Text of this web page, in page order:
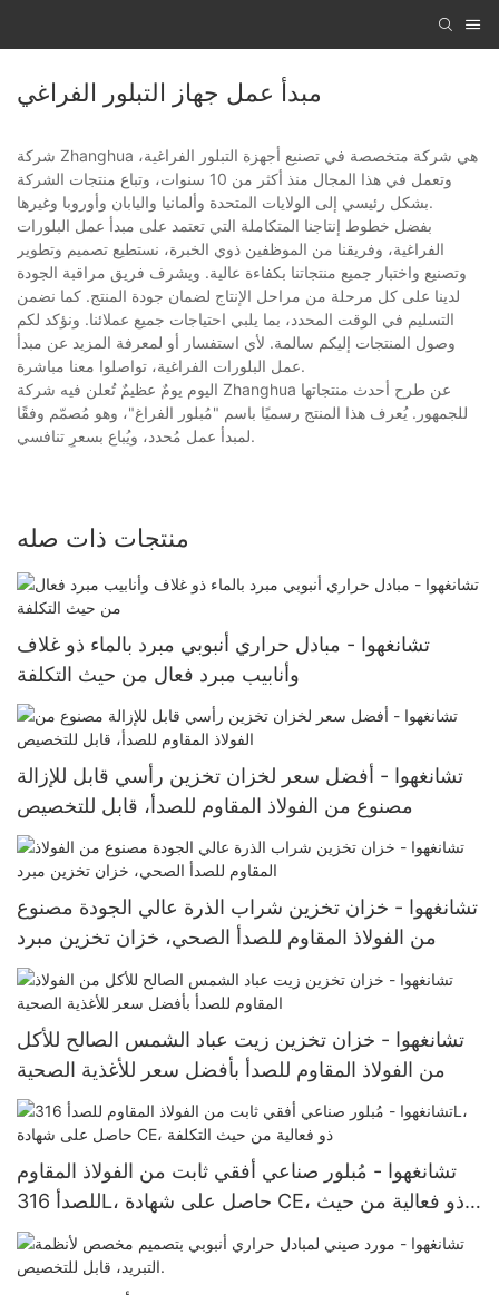
مبدأ عمل جهاز التبلور الفراغي
شركة Zhanghua هي شركة متخصصة في تصنيع أجهزة التبلور الفراغية،
وتعمل في هذا المجال منذ أكثر من 10 سنوات، وتباع منتجات الشركة
بشكل رئيسي إلى الولايات المتحدة وألمانيا واليابان وأوروبا وغيرها.
بفضل خطوط إنتاجنا المتكاملة التي تعتمد على مبدأ عمل البلورات
الفراغية، وفريقنا من الموظفين ذوي الخبرة، نستطيع تصميم وتطوير
وتصنيع واختبار جميع منتجاتنا بكفاءة عالية. ويشرف فريق مراقبة الجودة
لدينا على كل مرحلة من مراحل الإنتاج لضمان جودة المنتج. كما نضمن
التسليم في الوقت المحدد، بما يلبي احتياجات جميع عملائنا. ونؤكد لكم
وصول المنتجات إليكم سالمة. لأي استفسار أو لمعرفة المزيد عن مبدأ
عمل البلورات الفراغية، تواصلوا معنا مباشرة.
اليوم يومٌ عظيمٌ تُعلن فيه شركة Zhanghua عن طرح أحدث منتجاتها
للجمهور. يُعرف هذا المنتج رسميًا باسم "مُبلور الفراغ"، وهو مُصمّم وفقًا
لمبدأ عمل مُحدد، ويُباع بسعرٍ تنافسي.
منتجات ذات صله
تشانغهوا - مبادل حراري أنبوبي مبرد بالماء ذو ​​غلاف
وأنابيب مبرد فعال من حيث التكلفة
تشانغهوا - أفضل سعر لخزان تخزين رأسي قابل للإزالة
مصنوع من الفولاذ المقاوم للصدأ، قابل للتخصيص
تشانغهوا - خزان تخزين شراب الذرة عالي الجودة مصنوع
من الفولاذ المقاوم للصدأ الصحي، خزان تخزين مبرد
تشانغهوا - خزان تخزين زيت عباد الشمس الصالح للأكل
من الفولاذ المقاوم للصدأ بأفضل سعر للأغذية الصحية
تشانغهوا - مُبلور صناعي أفقي ثابت من الفولاذ المقاوم
للصدأ 316L، حاصل على شهادة CE، ذو فعالية من حيث
التكلفة